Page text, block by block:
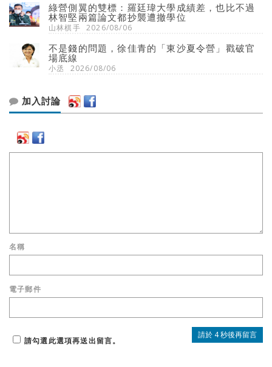
綠營側翼的雙標：羅廷瑋大學成績差，也比不過
林智堅兩篇論文都抄襲遭撤學位
山林棋手 2026/08/06
不是錢的問題，徐佳青的「東沙夏令營」戳破官
場底線
小丞 2026/08/06
加入討論
名稱
電子郵件
請勾選此選項再送出留言。